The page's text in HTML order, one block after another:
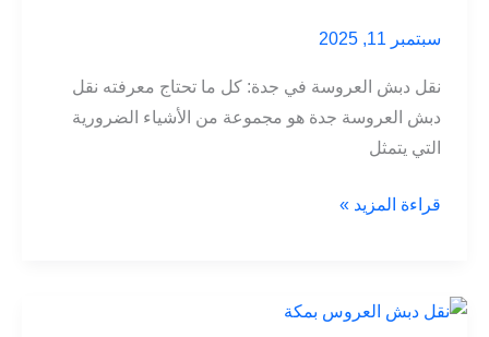
سبتمبر 11, 2025
نقل دبش العروسة في جدة: كل ما تحتاج معرفته نقل
دبش العروسة جدة هو مجموعة من الأشياء الضرورية
التي يتمثل
نقل
جدة:
قراءة المزيد »